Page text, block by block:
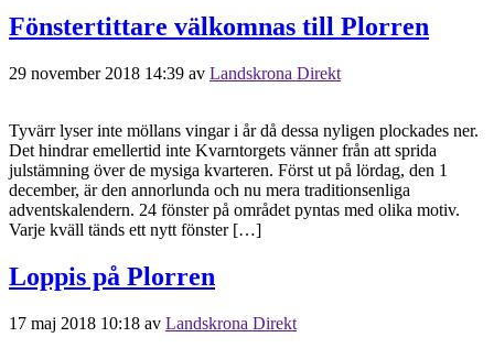
Fönstertittare välkomnas till Plorren
29 november 2018 14:39 av Landskrona Direkt
Tyvärr lyser inte möllans vingar i år då dessa nyligen plockades ner.
Det hindrar emellertid inte Kvarntorgets vänner från att sprida
julstämning över de mysiga kvarteren. Först ut på lördag, den 1
december, är den annorlunda och nu mera traditionsenliga
adventskalendern. 24 fönster på området pyntas med olika motiv.
Varje kväll tänds ett nytt fönster […]
Loppis på Plorren
17 maj 2018 10:18 av Landskrona Direkt